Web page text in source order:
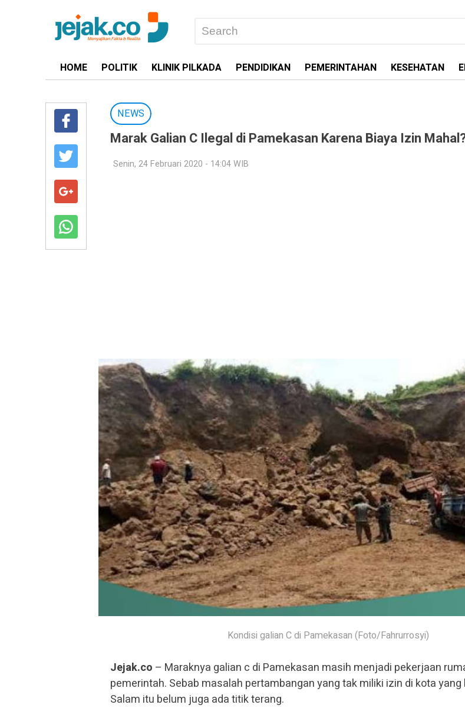
HOME POLITIK KLINIK PILKADA PENDIDIKAN PEMERINTAHAN KESEHATAN
NEWS
Marak Galian C Ilegal di Pamekasan Karena Biaya Izin
Senin, 24 Februari 2020 - 14:04 WIB
Kondisi galian C di Pamekasan (Foto/Fahrurrosyi)
Jejak.co – Maraknya galian c di Pamekasan masih menjadi pekerjaan
pemerintah. Sebab masalah pertambangan yang tak miliki izin di kota
Salam itu belum juga ada titik terang.